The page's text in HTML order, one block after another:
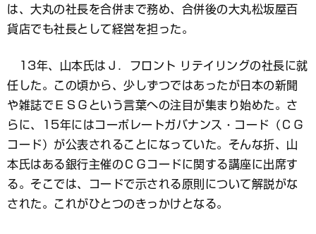
は、大丸の社長を合併まで務め、合併後の大丸松坂屋百
貨店でも社長として経営を担った。
13年、山本氏はＪ．フロント リテイリングの社長に就
任した。この頃から、少しずつではあったが日本の新聞
や雑誌でＥＳＧという言葉への注目が集まり始めた。さ
らに、15年にはコーポレートガバナンス・コード（ＣＧ
コード）が公表されることになっていた。そんな折、山
本氏はある銀行主催のＣＧコードに関する講座に出席す
る。そこでは、コードで示される原則について解説がな
された。これがひとつのきっかけとなる。